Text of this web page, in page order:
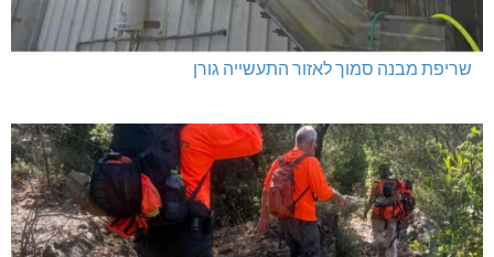
שריפת מבנה סמוך לאזור התעשייה גורן